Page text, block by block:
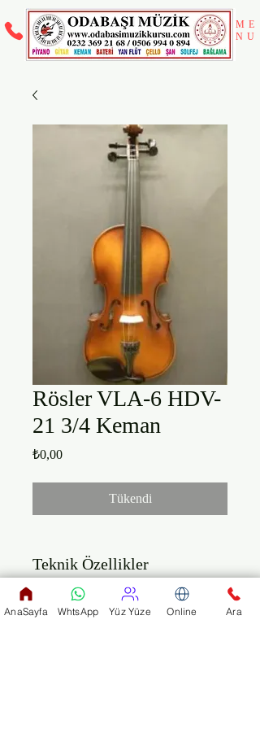
ME
NU
​​Rösler VLA-6 HDV-
21 3/4 Keman
₺0,00Fiyat
Tükendi
Teknik Özellikler
En az 10 yıllık-hareli
kelebek ağacı arka ve yanlar
AnaSayfa WhtsApp Yüz Yüze Online Ara